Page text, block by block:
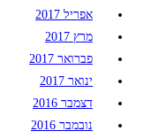
אפריל 2017
מרץ 2017
פברואר 2017
ינואר 2017
דצמבר 2016
נובמבר 2016